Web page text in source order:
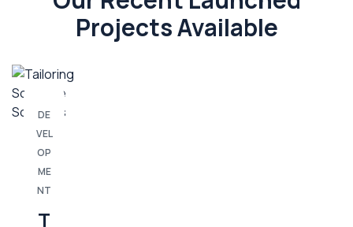
Projects Available
DE
VEL
OP
ME
NT
T